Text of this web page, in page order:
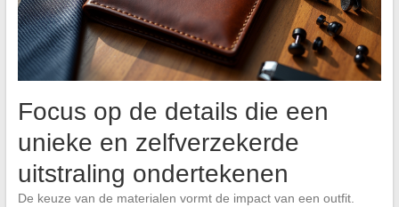
Focus op de details die een
unieke en zelfverzekerde
uitstraling ondertekenen
De keuze van de materialen vormt de impact van een outfit.